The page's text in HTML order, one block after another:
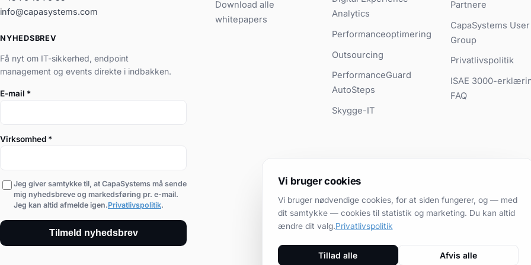
info@capasystems.com
NYHEDSBREV
Få nyt om IT-sikkerhed, endpoint
management og events direkte i indbakken.
E-mail *
Virksomhed *
Jeg giver samtykke til, at CapaSystems må sende
mig nyhedsbreve og markedsføring pr. e-mail.
Jeg kan altid afmelde igen.Privatlivspolitik.
Tilmeld nyhedsbrev
Download alle
whitepapers
Analytics
Performanceoptimering
Outsourcing
PerformanceGuard
AutoSteps
Skygge-IT
Partnere
CapaSystems User
Group
Privatlivspolitik
ISAE 3000-
FAQ
Vi bruger cookies
Vi bruger nødvendige cookies, for at siden fungerer, og — med
dit samtykke — cookies til statistik og marketing. Du kan altid
ændre dit valg.Privatlivspolitik
Tillad alle Afvis alle